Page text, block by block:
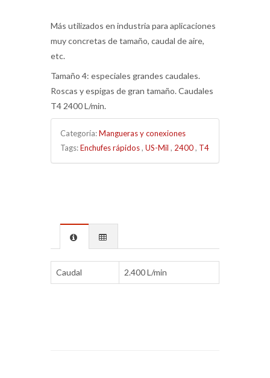
Más utilizados en industria para aplicaciones
muy concretas de tamaño, caudal de aire,
etc.
Tamaño 4: especiales grandes caudales.
Roscas y espigas de gran tamaño. Caudales
T4 2400 L/min.
Categoría:Mangueras y conexiones
Tags:Enchufes rápidos, US-Mil , 2400, T4
Caudal 2.400 L/min